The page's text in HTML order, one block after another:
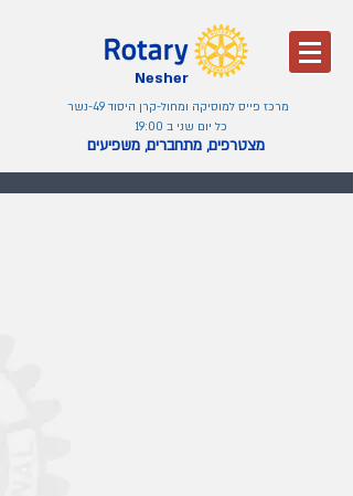
Nesher
מרכז פייס למוסיקה ומחול-קרן היסוד 49-נשר
כל יום שני ב 19:00
מצטרפים, מתחברים, משפיעים